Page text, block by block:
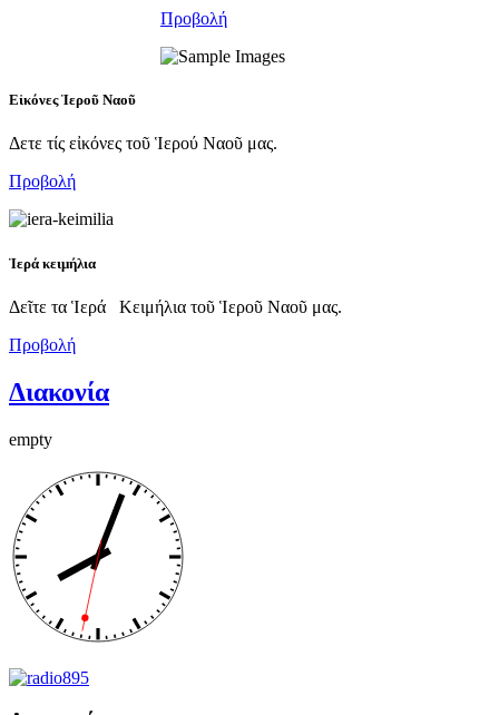
Προβολή
Εἰκόνες Ἱεροῦ Ναοῦ
Δετε τίς εἰκόνες τοῦ Ἱερού Ναοῦ μας.
Προβολή
Ἱερά κειμήλια
Δεῖτε τα Ἱερά Κειμήλια τοῦ Ἱεροῦ Ναοῦ μας.
Προβολή
Διακονία
empty